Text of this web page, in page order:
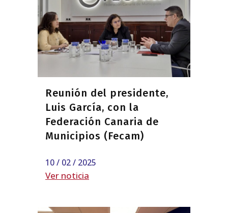
Reunión del presidente,
Luis García, con la
Federación Canaria de
Municipios (Fecam)
10 / 02 / 2025
Ver noticia